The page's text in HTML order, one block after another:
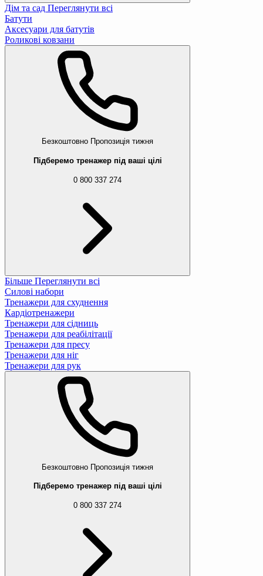
Дім та сад Переглянути всі
Батути
Аксесуари для батутів
Роликові ковзани
Безкоштовно Пропозиція тижня
Підберемо тренажер під ваші цілі
0 800 337 274
Більше Переглянути всі
Силові набори
Тренажери для схуднення
Кардіотренажери
Тренажери для сідниць
Тренажери для реабілітації
Тренажери для пресу
Тренажери для ніг
Тренажери для рук
Безкоштовно Пропозиція тижня
Підберемо тренажер під ваші цілі
0 800 337 274